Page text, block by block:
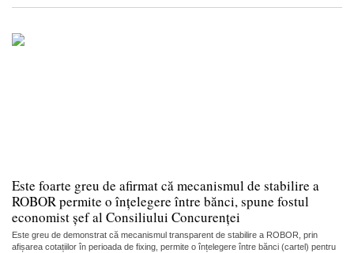
Este foarte greu de afirmat că mecanismul de stabilire a
ROBOR permite o înțelegere între bănci, spune fostul
economist șef al Consiliului Concurenței
Este greu de demonstrat că mecanismul transparent de stabilire a ROBOR, prin
afișarea cotațiilor în perioada de fixing, permite o înțelegere între bănci (cartel) pentru